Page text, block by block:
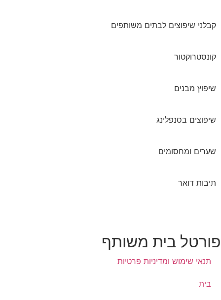
קבלני שיפוצים לבתים משותפים
קונסטרוקטור
שיפוץ מבנים
שיפוצים בסנפלינג
שערים ומחסומים
תיבות דואר
בית משותף
תנאי שימוש ומדיניות פרטיות
בית